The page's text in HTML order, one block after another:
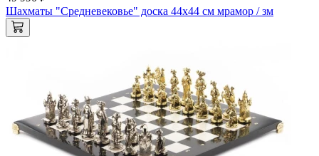
Шахматы "Средневековье" доска 44х44 см мрамор / зм